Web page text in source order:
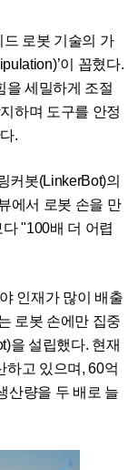
드 로봇 기술의 가
이 꼽혔다.
을 세밀하게 조절
하며 도구를 안정
.
커봇(LinkerBot)의
에서 로봇 손을 만
"100배 더 어렵
인재가 많이 배출
로봇 손에만 집중
을 설립했다. 현재
하고 있으며, 60억
산량을 두 배로 늘